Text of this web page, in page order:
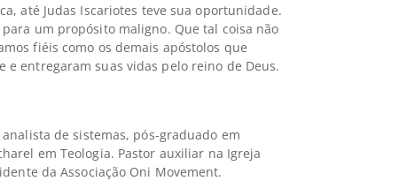
até Judas Iscariotes teve sua oportunidade.
um propósito maligno. Que tal coisa não
fiéis como os demais apóstolos que
entregaram suas vidas pelo reino de Deus.
de sistemas, pós-graduado em
em Teologia. Pastor auxiliar na Igreja
da Associação Oni Movement.